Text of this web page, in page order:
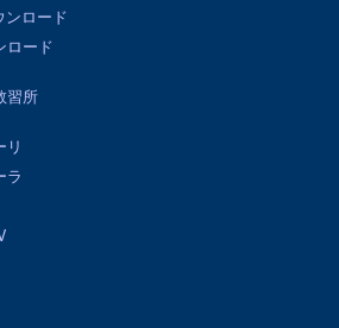
ンロード
ロード
習所
リ
ラ